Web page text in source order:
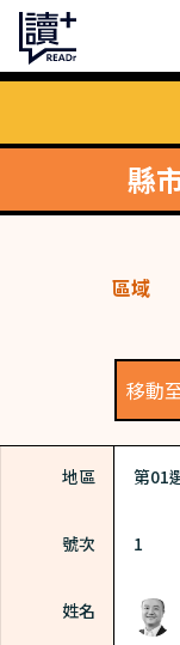
縣
區域
移動
地區
號次
姓名
第01
1